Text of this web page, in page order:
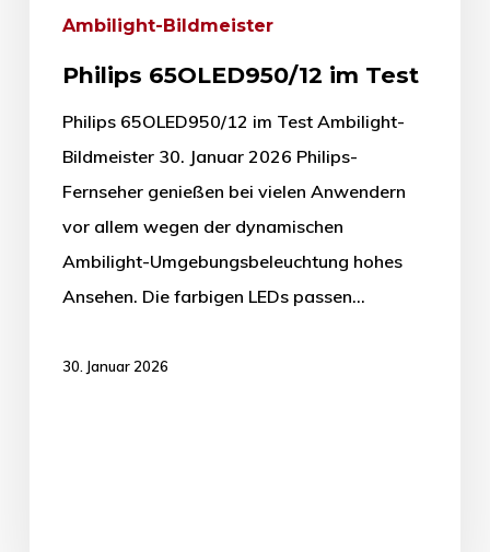
Ambilight-Bildmeister
Philips 65OLED950/12 im Test
Philips 65OLED950/12 im Test Ambilight-
Bildmeister 30. Januar 2026 Philips-
Fernseher genießen bei vielen Anwendern
vor allem wegen der dynamischen
Ambilight-Umgebungsbeleuchtung hohes
Ansehen. Die farbigen LEDs passen…
30. Januar 2026